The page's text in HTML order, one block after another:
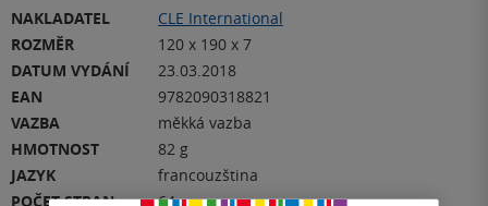
NAKLADATEL
CLE International
ROZMĚR
120 x 190 x 7
DATUM VYDÁNÍ
23.03.2018
EAN
9782090318821
VAZBA
měkká vazba
HMOTNOST
82 g
JAZYK
francouzština
POČET STRAN
64